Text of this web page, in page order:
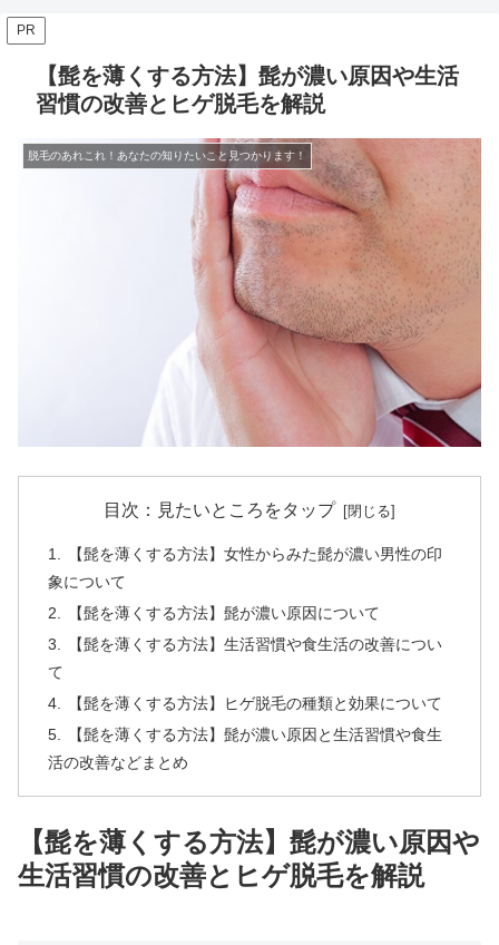
PR
【髭を薄くする方法】髭が濃い原因や生活
習慣の改善とヒゲ脱毛を解説
脱毛のあれこれ！あなたの知りたいこと見つかります！
目次：見たいところをタップ
【髭を薄くする方法】女性からみた髭が濃い男性の印
象について
【髭を薄くする方法】髭が濃い原因について
【髭を薄くする方法】生活習慣や食生活の改善につい
て
【髭を薄くする方法】ヒゲ脱毛の種類と効果について
【髭を薄くする方法】髭が濃い原因と生活習慣や食生
活の改善などまとめ
【髭を薄くする方法】髭が濃い原因や
生活習慣の改善とヒゲ脱毛を解説